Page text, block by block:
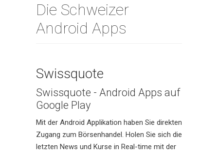
Die Schweizer
Android Apps
Swissquote
Swissquote - Android Apps auf
Google Play
Mit der Android Applikation haben Sie direkten
Zugang zum Börsenhandel. Holen Sie sich die
letzten News und Kurse in Real-time mit der